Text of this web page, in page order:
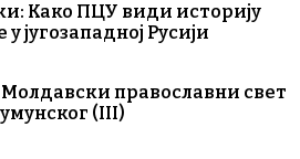
Како ПЦУ види историју
југозападној Русији
Молдавски православни свет
(III)